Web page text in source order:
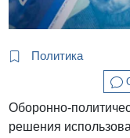
Политика
Оборонно-
решения